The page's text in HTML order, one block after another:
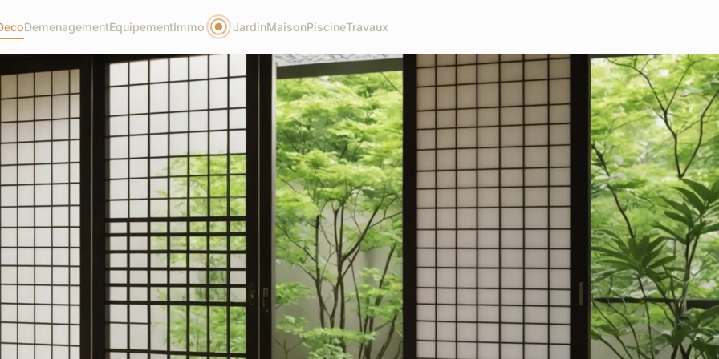
DemenagementEquipementImmo JardinMaisonPiscineTravaux